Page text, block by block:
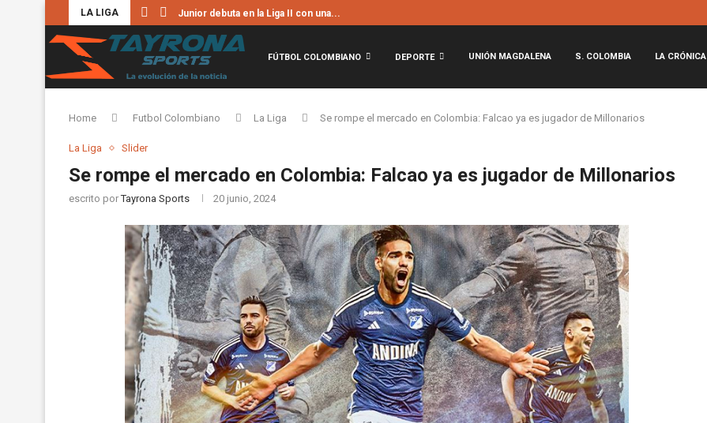
LA LIGA Junior debuta en la Liga II con una...
FÚTBOL COLOMBIANO DEPORTE UNIÓN MAGDALENA S. COLOMBIA LA CRÓNICA
Home Futbol Colombiano La Liga Se rompe el mercado en Colombia: Falcao ya es jugador de Millonarios
La Liga Slider
Se rompe el mercado en Colombia: Falcao ya es jugador de Millonarios
escrito porTayrona Sports 20 junio, 2024